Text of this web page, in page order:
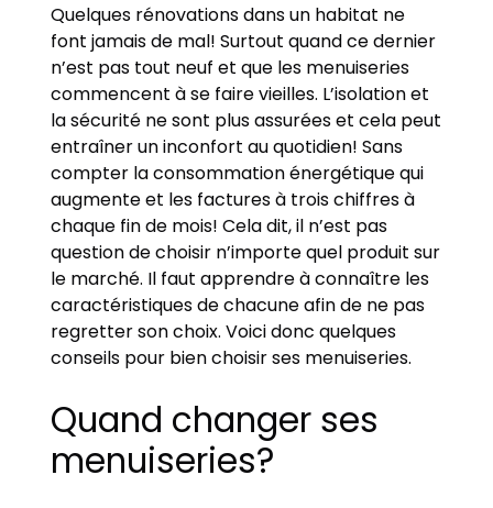
Quelques rénovations dans un habitat ne
font jamais de mal! Surtout quand ce dernier
n’est pas tout neuf et que les menuiseries
commencent à se faire vieilles. L’isolation et
la sécurité ne sont plus assurées et cela peut
entraîner un inconfort au quotidien! Sans
compter la consommation énergétique qui
augmente et les factures à trois chiffres à
chaque fin de mois! Cela dit, il n’est pas
question de choisir n’importe quel produit sur
le marché. Il faut apprendre à connaître les
caractéristiques de chacune afin de ne pas
regretter son choix. Voici donc quelques
conseils pour bien choisir ses menuiseries.
Quand changer ses
menuiseries?